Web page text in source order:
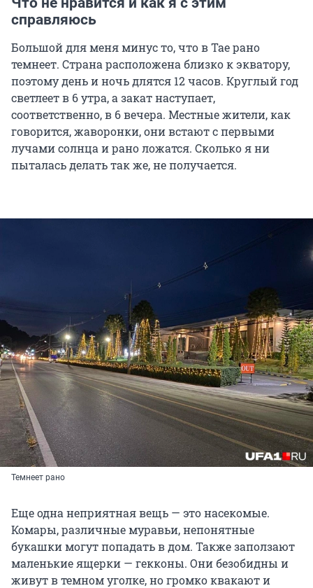
справляюсь
Большой для меня минус то, что в Тае рано
темнеет. Страна расположена близко к экватору,
поэтому день и ночь длятся 12 часов. Круглый год
светлеет в 6 утра, а закат наступает,
соответственно, в 6 вечера. Местные жители, как
говорится, жаворонки, они встают с первыми
лучами солнца и рано ложатся. Сколько я ни
пыталась делать так же, не получается.
Темнеет рано
Еще одна неприятная вещь — это насекомые.
Комары, различные муравьи, непонятные
букашки могут попадать в дом. Также заползают
маленькие ящерки — гекконы. Они безобидны и
живут в темном уголке, но громко квакают и